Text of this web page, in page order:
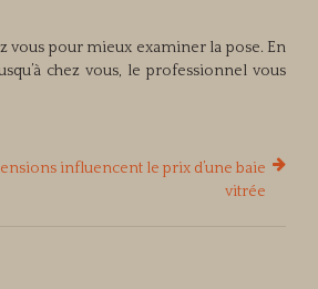
vous pour mieux examiner la pose. En
chez vous, le professionnel vous
influencent le prix d’une baie
vitrée